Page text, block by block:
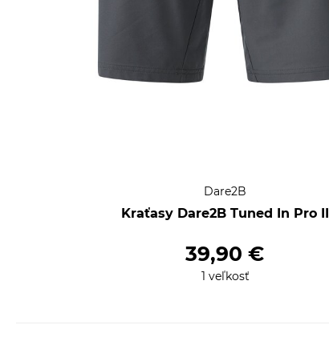
Dare2B
Kraťasy Dare2B Tuned In Pro II
39,90 €
1 veľkosť